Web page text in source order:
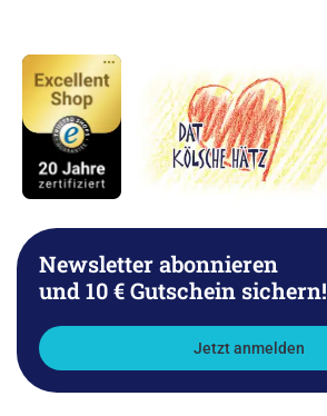
Newsletter abonnieren
und 10 € Gutschein sichern!
Jetzt anmelden